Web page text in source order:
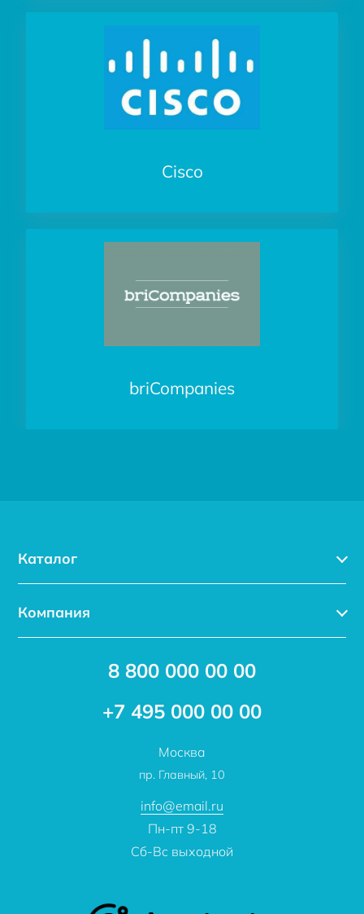
Cisco
briCompanies
Каталог
Каталог
Услуги
Компания
Доставка
8 800 000 00 00
+7 495 000 00 00
Москва
пр. Главный, 10
info@email.ru
Пн-пт 9-18
Сб-Вс выходной